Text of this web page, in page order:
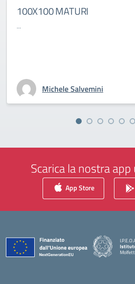
100X100 MATURI
...
Michele Salvemini
Scarica la nostra
App Store